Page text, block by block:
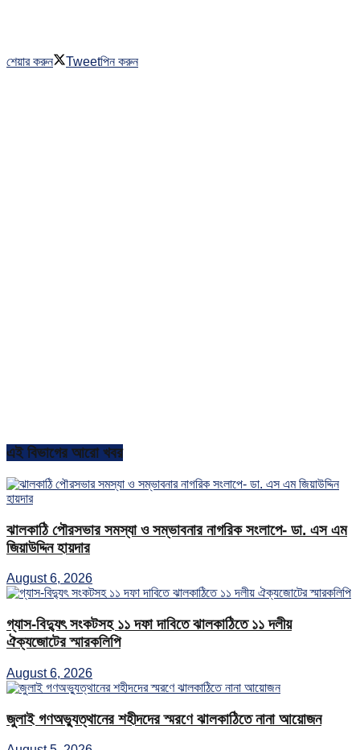
শেয়ার করুন Tweetপিন করুন
এই বিভাগের আরো খবর
ঝালকাঠি পৌরসভার সমস্যা ও সম্ভাবনার নাগরিক সংলাপে- ডা. এস এম
জিয়াউদ্দিন হায়দার
August 6, 2026
গ্যাস-বিদ্যুৎ সংকটসহ ১১ দফা দাবিতে ঝালকাঠিতে ১১ দলীয়
ঐক্যজোটের স্মারকলিপি
August 6, 2026
জুলাই গণঅভ্যুত্থানের শহীদদের স্মরণে ঝালকাঠিতে নানা আয়োজন